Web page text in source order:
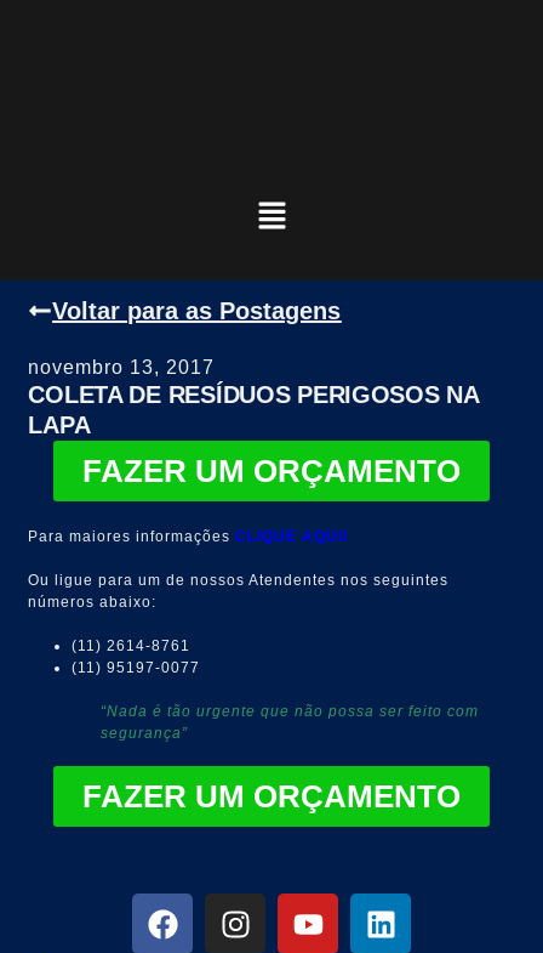
Voltar para as Postagens
novembro 13, 2017
COLETA DE RESÍDUOS PERIGOSOS NA
LAPA
FAZER UM ORÇAMENTO
Para maiores informaçõesCLIQUE AQUI!
Ou ligue para um de nossos Atendentes nos seguintes
números abaixo:
(11) 2614-8761
(11) 95197-0077
“Nada é tão urgente que não possa ser feito com
segurança”
FAZER UM ORÇAMENTO